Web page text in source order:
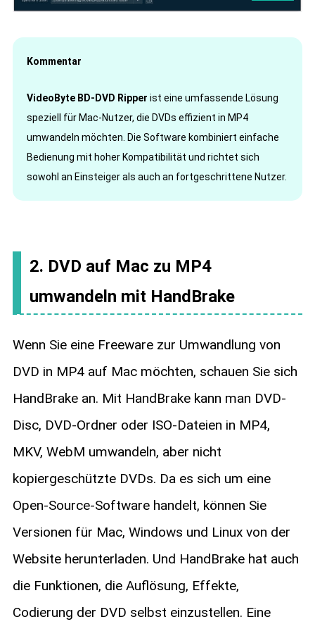
Kommentar
VideoByte BD-DVD Ripper ist eine umfassende Lösung
speziell für Mac-Nutzer, die DVDs effizient in MP4
umwandeln möchten. Die Software kombiniert einfache
Bedienung mit hoher Kompatibilität und richtet sich
sowohl an Einsteiger als auch an fortgeschrittene Nutzer.
2. DVD auf Mac zu MP4
umwandeln mit HandBrake
Wenn Sie eine Freeware zur Umwandlung von
DVD in MP4 auf Mac möchten, schauen Sie sich
HandBrake an. Mit HandBrake kann man DVD-
Disc, DVD-Ordner oder ISO-Dateien in MP4,
MKV, WebM umwandeln, aber nicht
kopiergeschützte DVDs. Da es sich um eine
Open-Source-Software handelt, können Sie
Versionen für Mac, Windows und Linux von der
Website herunterladen. Und HandBrake hat auch
die Funktionen, die Auflösung, Effekte,
Codierung der DVD selbst einzustellen. Eine